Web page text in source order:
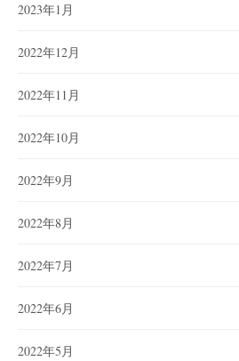
2023年1月
2022年12月
2022年11月
2022年10月
2022年9月
2022年8月
2022年7月
2022年6月
2022年5月